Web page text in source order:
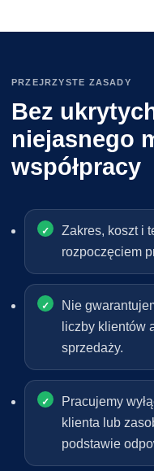
PRZEJRZYSTE ZASADY
Bez
niejasnego
współpracy
Zakres, koszt i
rozpoczęciem
Nie
liczby klientów
sprzedaży.
Pracujemy
klienta lub
podstawie